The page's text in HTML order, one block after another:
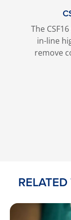
The
in-line
remove